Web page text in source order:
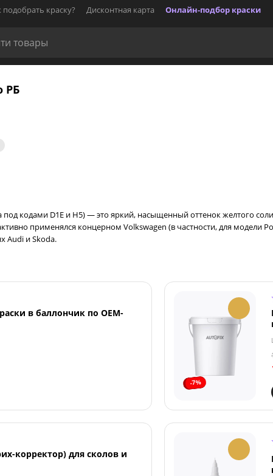
подобрать краску? Дисконтная карта Онлайн-подбор краски
РБ
под кодами D1E и H5) — это яркий, насыщенный оттенок желтого
применялся концерном Volkswagen (в частности, для модели
Audi и Skoda.
в баллончик по OEM-
-7%
корректор) для сколов и